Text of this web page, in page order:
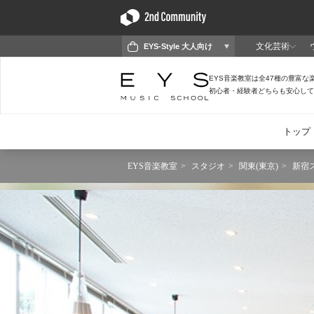
EYS音楽教室 スタジオ 関東(東京) 新宿